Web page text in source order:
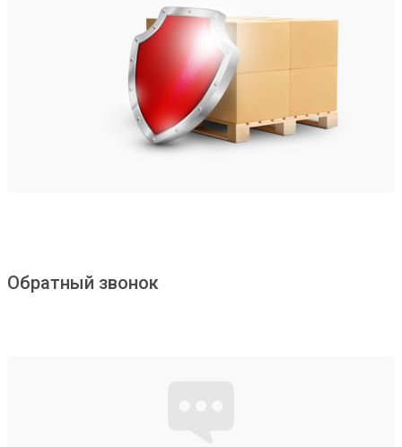
Обратный звонок